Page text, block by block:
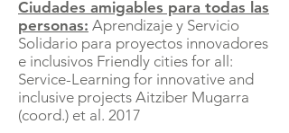
Ciudades amigables para todas las
personas: Aprendizaje y Servicio
Solidario para proyectos innovadores
e inclusivos Friendly cities for all:
Service-Learning for innovative and
inclusive projects Aitziber Mugarra
(coord.) et al. 2017